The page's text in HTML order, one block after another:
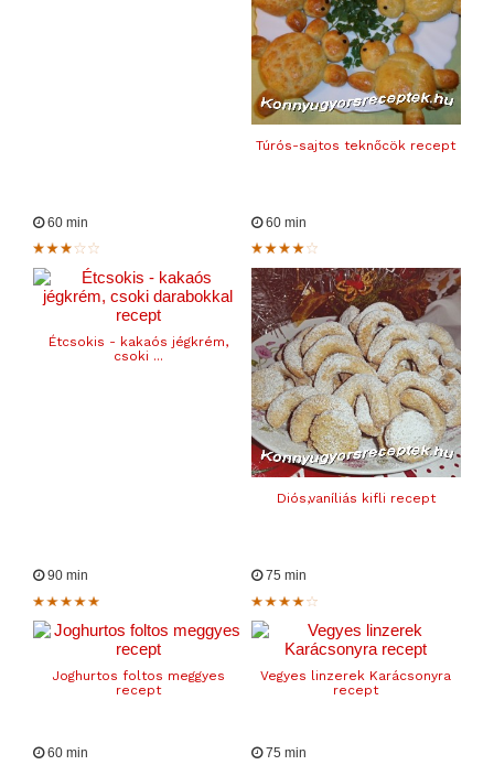
Túrós-sajtos teknőcök recept
60 min
Étcsokis - kakaós jégkrém,
csoki ...
60 min
Diós,vaníliás kifli recept
90 min
Joghurtos foltos meggyes
recept
75 min
Vegyes linzerek Karácsonyra
recept
60 min 75 min